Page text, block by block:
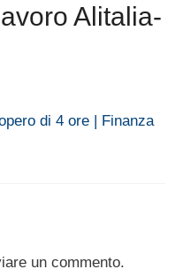
Alitalia-
di 4 ore | Finanza
un commento.